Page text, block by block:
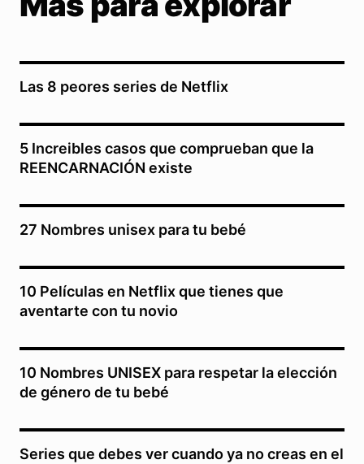
Las 8 peores series de Netflix
5 Increibles casos que comprueban que la
REENCARNACIÓN existe
27 Nombres unisex para tu bebé
10 Películas en Netflix que tienes que
aventarte con tu novio
10 Nombres UNISEX para respetar la elección
de género de tu bebé
Series que debes ver cuando ya no creas en el